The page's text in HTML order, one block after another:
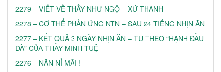
2279 – VIẾT VỀ THẦY NHƯ NGỘ – XỨ THANH
2278 – CƠ THỂ PHẢN ỨNG NTN – SAU 24 TIẾNG NHỊN ĂN
2277 – KẾT QUẢ 3 NGÀY NHỊN ĂN – TU THEO “HẠNH ĐẦU
ĐÀ” CỦA THẦY MINH TUỆ
2276 – NĂN NỈ MÃI !